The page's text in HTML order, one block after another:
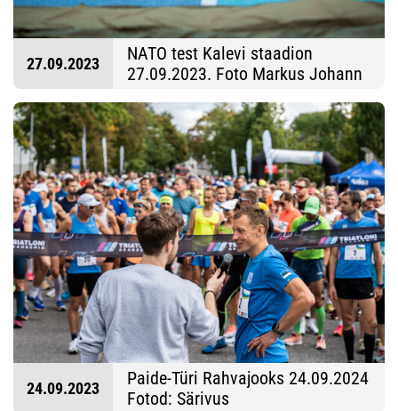
27.09.2023
NATO test Kalevi staadion
27.09.2023. Foto Markus Johann
24.09.2023
Paide-Türi Rahvajooks 24.09.2024
Fotod: Särivus